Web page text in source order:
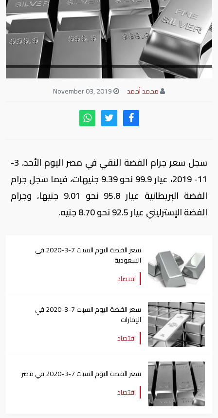
محمد أحمد
سجل سعر جرام الفضة النقي في مصر اليوم الأحد، 3-
11- 2019، عيار 99.9 نحو 9.39 جنيهات، فيما سجل جرام
الفضة البريطانية عيار 95.8 نحو 9.01 جنيها، وجرام
الفضة الإسترليني عيار 92.5 نحو 8.70 جنيه.
سعر الفضة اليوم السبت 7-3-2020 في
السعودية
اقتصاد
سعر الفضة اليوم السبت 7-3-2020 في
الإمارات
اقتصاد
سعر الفضة اليوم السبت 7-3-2020 في مصر
اقتصاد